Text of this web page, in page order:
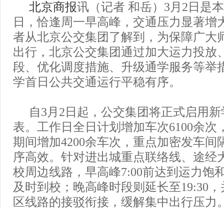
北京商报讯（记者 和岳）3月2日是
日，恰逢周一早高峰，交通压力显著增
者从北京公交集团了解到，为保障广大
出行，北京公交集团通过加大运力投放
段、优化调度措施、升级通学服务等举
学首日公共交通运行平稳有序。
自3月2日起，公交集团将正式启用
表。工作日全日计划增加车次6100余次
期间增加4200余车次，重点加密发车间
序高效。针对进出城重点联络线、途经
校周边线路，早高峰7:00前达到运力饱
及时到校；晚高峰时段则延长至19:30
区线路的接驳衔接，缓解集中出行压力